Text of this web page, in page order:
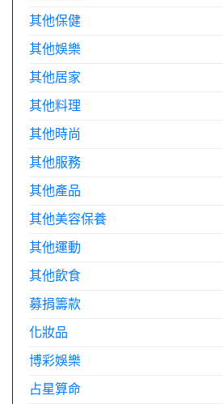
其他保健
其他娛樂
其他居家
其他料理
其他時尚
其他服務
其他產品
其他美容保養
其他運動
其他飲食
募捐籌款
化妝品
博彩娛樂
占星算命